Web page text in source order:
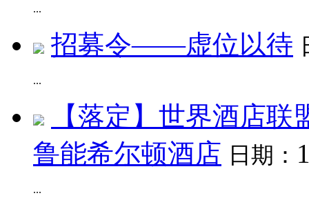
...
招募令——虚位以待
...
【落定】世界酒店
鲁能希尔顿酒店 日期：
...